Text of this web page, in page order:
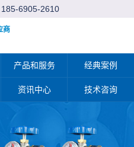
185-6905-2610
商
产品和服务 经典案例
资讯中心 技术咨询